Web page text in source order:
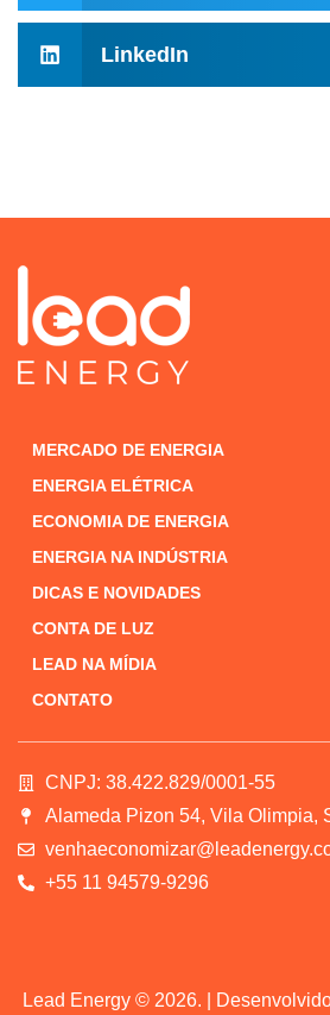
LinkedIn
MERCADO DE ENERGIA
ENERGIA ELÉTRICA
ECONOMIA DE ENERGIA
ENERGIA NA INDÚSTRIA
DICAS E NOVIDADES
CONTA DE LUZ
LEAD NA MÍDIA
CONTATO
CNPJ: 38.422.829/0001-55
Alameda Pizon 54, Vila Olimpia,
+55 11 94579-9296
Lead Energy © 2026. |